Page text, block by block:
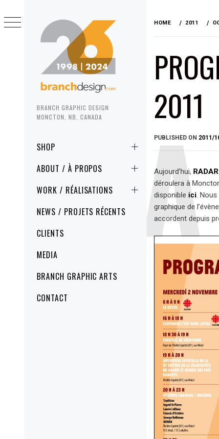
BRANCH GRAPHIC DESIGN
MONCTON, NB, CANADA
MenuSHOP
ABOUT / À PROPOS
WORK / RÉALISATIONS
NEWS / PROJETS RÉCENTS
CLIENTS
MEDIA
BRANCH GRAPHIC ARTS
CONTACT
to
content
HOME 2011
2011
PUBLISHED ON 2011/
Aujourd’hui,
déroulera à
disponible ici.
graphique de
accordent depuis